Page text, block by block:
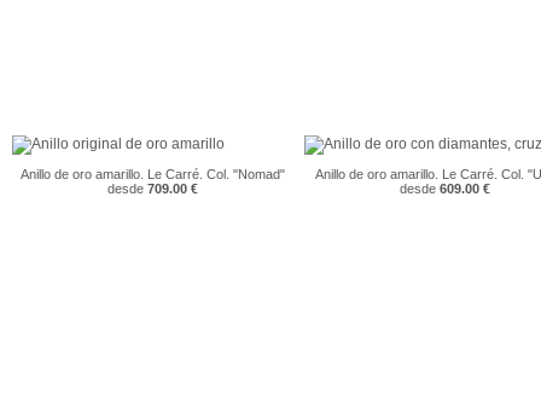
Anillo de oro amarillo. Le Carré. Col. "Nomad"
desde709.00 €
Anillo de oro amarillo. Le Carré. Col.
desde609.00 €